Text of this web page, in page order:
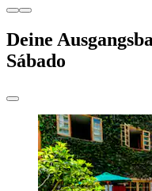
Deine
Sábado